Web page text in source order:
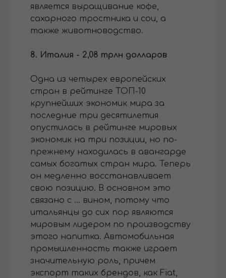
является выращивание кофе,
сахарного тростника и сои, а
также животноводство.
8. Италия - 2,08 трлн долларов
Одна из четырех европейских
стран в рейтинге ТОП-10
крупнейших экономик мира за
последние три десятилетия
опустилась в рейтинге мировых
экономик на три позиции, но по-
прежнему находилась в авангарде
самых богатых стран мира. Теперь
он медленно восстанавливает
свою позицию. В основном это
связано с ... вином, потому что
итальянцы до сих пор являются
мировым лидером по производству
этого напитка. Автомобильная
промышленность также играет
значительную роль, причем
экспорт таких брендов, как Fiat,